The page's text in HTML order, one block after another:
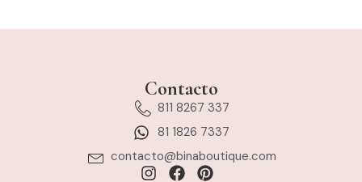
Contacto
811 8267 337
81 1826 7337
contacto@binaboutique.com